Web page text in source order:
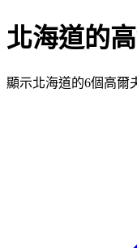
北海道的
顯示北海道的6個高爾